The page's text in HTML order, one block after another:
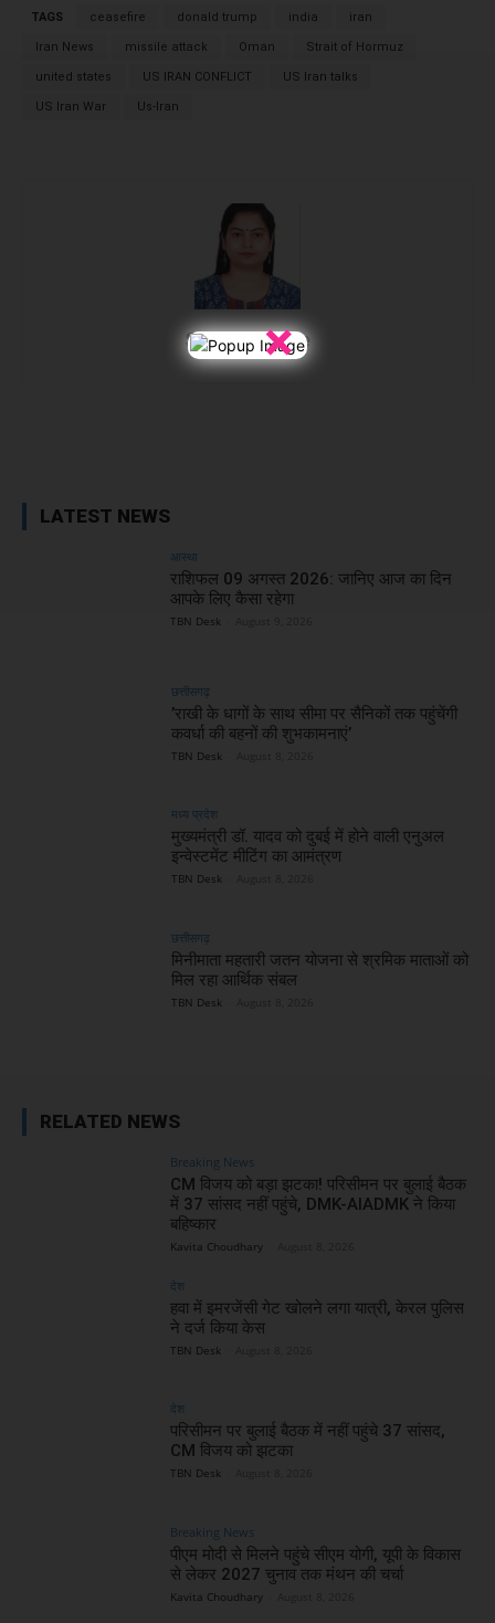
×
TAGS ceasefire donald trump india iran
Iran News missile attack Oman Strait of Hormuz
united states US IRAN CONFLICT US Iran talks
US Iran War Us-Iran
Seema Faizee
LATEST NEWS
आस्था
राशिफल 09 अगस्त 2026: जानिए आज का दिन
आपके लिए कैसा रहेगा
TBN Desk
छत्तीसगढ़
’राखी के धागों के साथ सीमा पर सैनिकों तक पहुंचेंगी
कवर्धा की बहनों की शुभकामनाएं’
TBN Desk
मध्य प्रदेश
मुख्यमंत्री डॉ. यादव को दुबई में होने वाली एनुअल
इन्वेस्टमेंट मीटिंग का आमंत्रण
TBN Desk
छत्तीसगढ़
मिनीमाता महतारी जतन योजना से श्रमिक माताओं को
मिल रहा आर्थिक संबल
TBN Desk
RELATED NEWS
Breaking News
CM विजय को बड़ा झटका! परिसीमन पर बुलाई बैठक
में 37 सांसद नहीं पहुंचे, DMK-AIADMK ने किया
बहिष्कार
Kavita Choudhary
देश
हवा में इमरजेंसी गेट खोलने लगा यात्री, केरल पुलिस
ने दर्ज किया केस
TBN Desk
देश
परिसीमन पर बुलाई बैठक में नहीं पहुंचे 37 सांसद,
CM विजय को झटका
TBN Desk
Breaking News
पीएम मोदी से मिलने पहुंचे सीएम योगी, यूपी के विकास
से लेकर 2027 चुनाव तक मंथन की चर्चा
Kavita Choudhary